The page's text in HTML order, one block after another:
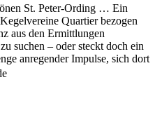
St. Peter-Ording … Ein
Quartier bezogen
aus den Ermittlungen
suchen – oder steckt doch ein
anregender Impulse, sich dort